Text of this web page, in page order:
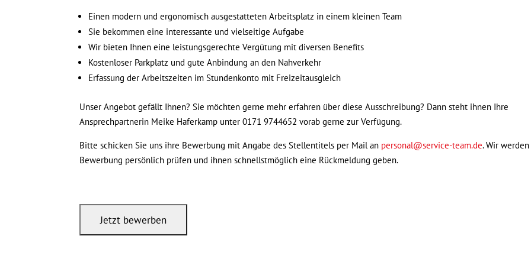
Einen modern und ergonomisch ausgestatteten Arbeitsplatz in einem kleinen Team
Sie bekommen eine interessante und vielseitige Aufgabe
Wir bieten Ihnen eine leistungsgerechte Vergütung mit diversen Benefits
Kostenloser Parkplatz und gute Anbindung an den Nahverkehr
Erfassung der Arbeitszeiten im Stundenkonto mit Freizeitausgleich
Unser Angebot gefällt Ihnen? Sie möchten gerne mehr erfahren über diese Ausschreibung? Dann steht ihnen Ihre
Ansprechpartnerin Meike Haferkamp unter 0171 9744652 vorab gerne zur Verfügung.
Bitte schicken Sie uns ihre Bewerbung mit Angabe des Stellentitels per Mail an personal@service-team.de. Wir
Bewerbung persönlich prüfen und ihnen schnellstmöglich eine Rückmeldung geben.